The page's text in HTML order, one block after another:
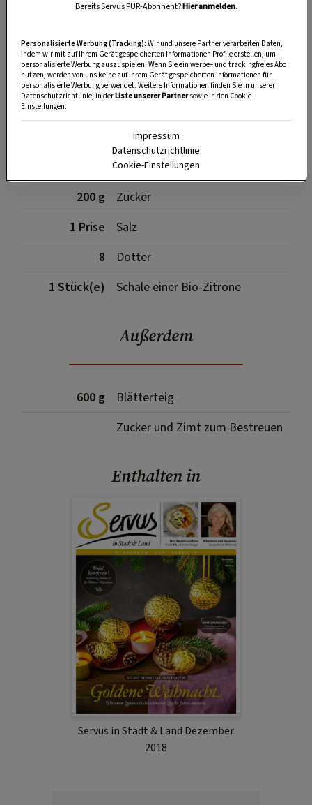
Zutaten
Milch (oder Obers)
glattes Mehl
200 g
Zucker
1 Prise
Salz
8
Dotter
1 Stück(e)
Schale einer Bio-Zitrone
Außerdem
600 g
Blätterteig
Zucker und Zimt zum Bestreuen
Enthalten in
Servus in Stadt & Land Dezember
2018
Bereits Servus PUR-Abonnent?Hier anmelden.
Personalisierte Werbung (Tracking): Wir und unsere Partner verarbeiten Daten,
indem wir mit auf Ihrem Gerät gespeicherten Informationen Profile erstellen, um
personalisierte Werbung auszuspielen. Wenn Sie ein werbe– und trackingfreies Abo
nutzen, werden von uns keine auf Ihrem Gerät gespeicherten Informationen für
personalisierte Werbung verwendet. Weitere Informationen finden Sie in unserer
Datenschutzrichtlinie, in derListe unserer Partnersowie in den Cookie-
Einstellungen.
Impressum
Datenschutzrichtlinie
Cookie-Einstellungen